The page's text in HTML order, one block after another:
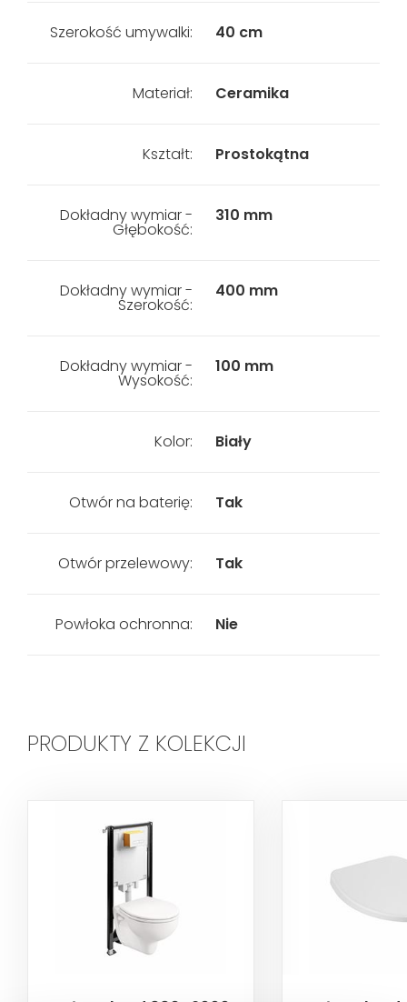
Szerokość umywalki: 40 cm
Materiał: Ceramika
Kształt: Prostokątna
Dokładny wymiar -
Głębokość:
310 mm
Dokładny wymiar -
Szerokość:
400 mm
Dokładny wymiar -
Wysokość:
100 mm
Kolor: Biały
Otwór na baterię: Tak
Otwór przelewowy: Tak
Powłoka ochronna: Nie
PRODUKTY Z KOLEKCJI